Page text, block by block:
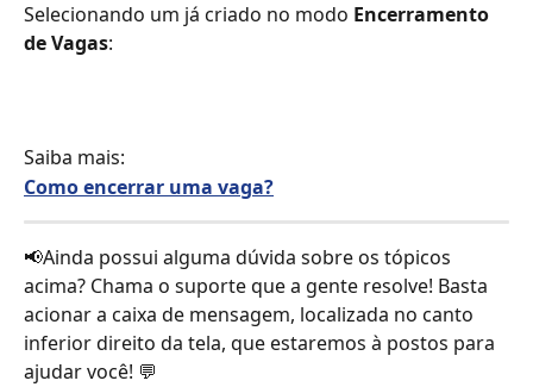
Selecionando um já criado no modo Encerramento
de Vagas:
Saiba mais:
Como encerrar uma vaga?
📢Ainda possui alguma dúvida sobre os tópicos
acima? Chama o suporte que a gente resolve! Basta
acionar a caixa de mensagem, localizada no canto
inferior direito da tela, que estaremos à postos para
ajudar você! 💬